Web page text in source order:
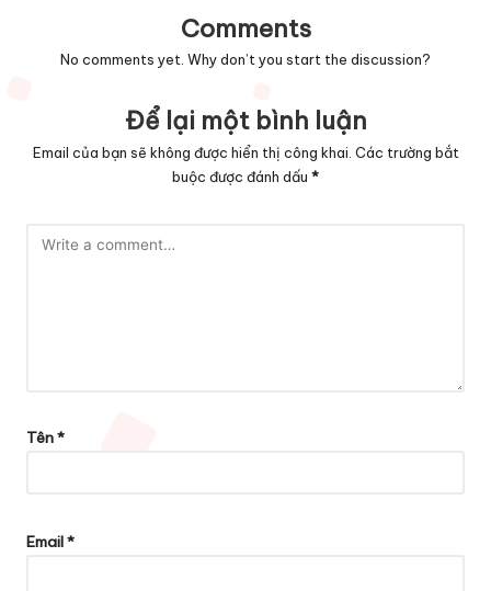
Comments
No comments yet. Why don’t you start the discussion?
Để lại một bình luận
Email của bạn sẽ không được hiển thị công khai. Các trường bắt
buộc được đánh dấu *
Tên*
Email*